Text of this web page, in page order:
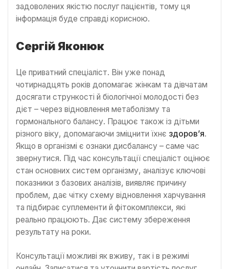
задоволених якістю послуг пацієнтів, тому ця
інформація буде справді корисною.
Сергій Яконюк
Це приватний спеціаліст. Він уже понад
чотирнадцять років допомагає жінкам та дівчатам
досягати стрункості й біологічної молодості без
дієт – через відновлення метаболізму та
гормонального балансу. Працює також із дітьми
різного віку, допомагаючи зміцнити їхнє здоров’я.
Якщо в організмі є ознаки дисбалансу – саме час
звернутися. Під час консультації спеціаліст оцінює
стан основних систем організму, аналізує ключові
показники з базових аналізів, виявляє причину
проблем, дає чітку схему відновлення харчування
та підбирає суплементи й фітокомплекси, які
реально працюють. Дає систему збереження
результату на роки.
Консультації можливі як вживу, так і в режимі